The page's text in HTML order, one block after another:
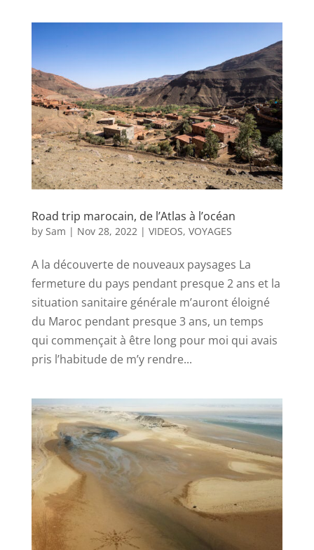
Road trip marocain, de l’Atlas à l’océan
by Sam | Nov 28, 2022| VIDEOS, VOYAGES
A la découverte de nouveaux paysages La
fermeture du pays pendant presque 2 ans et la
situation sanitaire générale m’auront éloigné
du Maroc pendant presque 3 ans, un temps
qui commençait à être long pour moi qui avais
pris l’habitude de m’y rendre...